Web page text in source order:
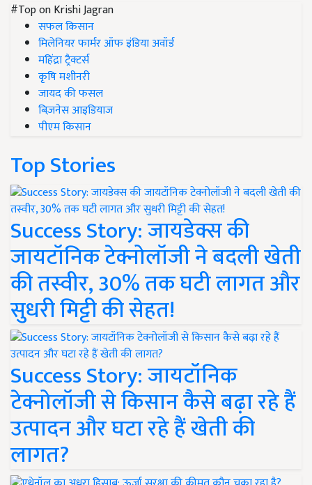
#Top on Krishi Jagran
सफल किसान
मिलेनियर फार्मर ऑफ इंडिया अवॉर्ड
महिंद्रा ट्रैक्टर्स
कृषि मशीनरी
जायद की फसल
बिज़नेस आइडियाज
पीएम किसान
Top Stories
Success Story: जायडेक्स की
जायटॉनिक टेक्नोलॉजी ने बदली खेती
की तस्वीर, 30% तक घटी लागत और
सुधरी मिट्टी की सेहत!
Success Story: जायटॉनिक
टेक्नोलॉजी से किसान कैसे बढ़ा रहे हैं
उत्पादन और घटा रहे हैं खेती की
लागत?